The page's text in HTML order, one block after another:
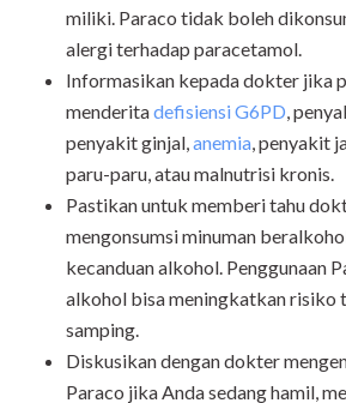
miliki. Paraco tidak boleh
alergi terhadap paracetamol.
Informasikan kepada dokter jika
menderitadefisiensi G6PD ,
penyakit ginjal, anemia , penyakit
paru-paru, atau malnutrisi kronis.
Pastikan untuk memberi tahu
mengonsumsi minuman
kecanduan alkohol. Penggunaan
alkohol bisa meningkatkan risiko
samping.
Diskusikan dengan dokter
Paraco jika Anda sedang hamil,